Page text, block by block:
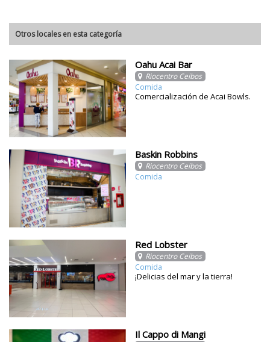
Otros locales en esta categoría
Oahu Acai Bar
Riocentro Ceibos
Comida
Comercialización de Acai Bowls.
Baskin Robbins
Riocentro Ceibos
Comida
Red Lobster
Riocentro Ceibos
Comida
¡Delicias del mar y la tierra!
Il Cappo di Mangi